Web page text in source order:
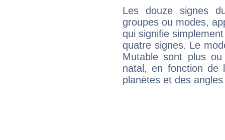
Les douze signes
groupes ou modes,
qui signifie
quatre signes. Le
Mutable sont plus
natal, en fonction de
planètes et des